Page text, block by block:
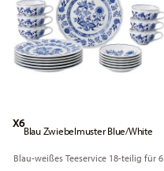
X6
Blau Zwiebelmuster Blue/White
Blau-weißes Teeservice 18-teilig für 6